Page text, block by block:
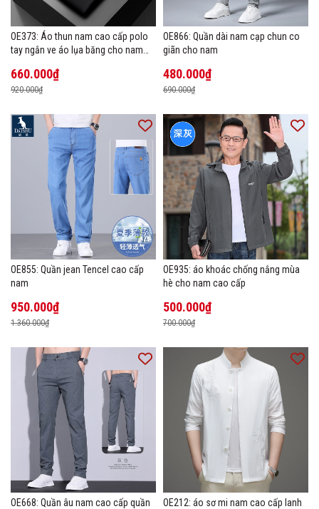
OE373: Áo thun nam cao cấp polo
tay ngắn ve áo lụa băng cho nam
660.000₫
920.000₫
OE866: Quần dài nam cạp chun co
giãn cho nam
480.000₫
690.000₫
OE855: Quần jean Tencel cao cấp
nam
950.000₫
1.360.000₫
OE935: áo khoác chống nắng mùa
hè cho nam cao cấp
500.000₫
700.000₫
OE668: Quần âu nam cao cấp quần
OE212: áo sơ mi nam cao cấp lanh